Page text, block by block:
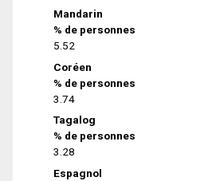
Mandarin
% de personnes
5.52
Coréen
% de personnes
3.74
Tagalog
% de personnes
3.28
Espagnol